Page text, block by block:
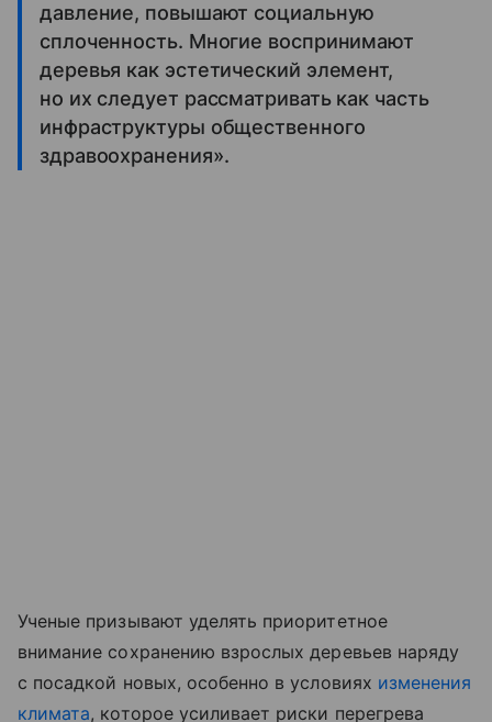
давление, повышают социальную
сплоченность. Многие воспринимают
деревья как эстетический элемент,
но их следует рассматривать как часть
инфраструктуры общественного
здравоохранения».
Ученые призывают уделять приоритетное
внимание сохранению взрослых деревьев наряду
с посадкой новых, особенно в условиях изменения
климата, которое усиливает риски перегрева